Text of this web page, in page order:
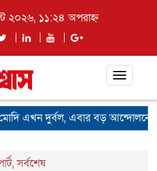
২০২৬, ১১:২৪ অপরাহ্ন
Toggle
এখন দুর্বল, এবার বড় আন্দোলনের
,সর্বশেষ